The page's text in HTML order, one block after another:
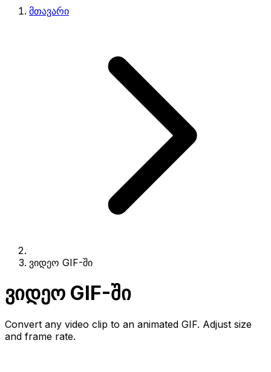
მთავარი
ვიდეო GIF-ში
ვიდეო GIF-ში
Convert any video clip to an animated GIF. Adjust size
and frame rate.